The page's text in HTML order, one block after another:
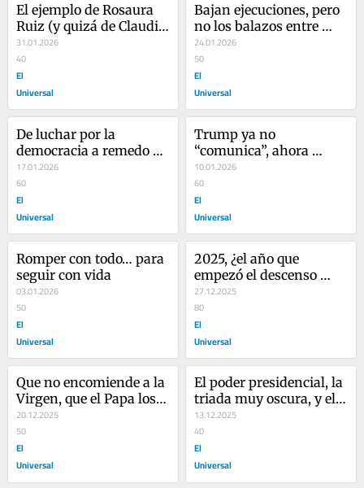
El ejemplo de Rosaura
Ruiz (y quizá de Claudia
también)…
31.01.2026
40
El
Universal
Bajan ejecuciones, pero
no los balazos entre
jóvenes…
24.01.2026
50
El
Universal
De luchar por la
democracia a remedo de
Daniel Ortega...
17.01.2026
60
El
Universal
Trump ya no
“comunica”, ahora
golpea (entiéndase)…
10.01.2026
60
El
Universal
Romper con todo… para
seguir con vida
03.01.2026
50
El
Universal
2025, ¿el año que
empezó el descenso
Sheinbaum-Morena?
27.12.2025
80
El
Universal
Que no encomiende a la
Virgen, que el Papa los
excomulgue ya…
20.12.2025
50
El
Universal
El poder presidencial, la
triada muy oscura, y el
Cuaderno 48…
13.12.2025
40
El
Universal